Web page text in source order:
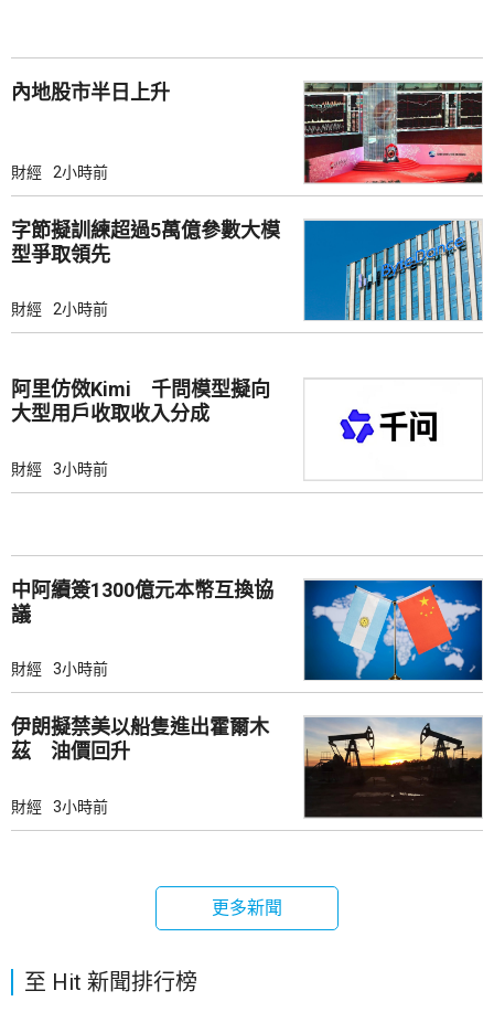
內地股市半日上升
財經 2小時前
字節擬訓練超過5萬億參數大模
型爭取領先
財經 2小時前
阿里仿傚Kimi 千問模型擬向
大型用戶收取收入分成
財經 3小時前
中阿續簽1300億元本幣互換協
議
財經 3小時前
伊朗擬禁美以船隻進出霍爾木
茲 油價回升
財經 3小時前
更多新聞
至 Hit 新聞排行榜